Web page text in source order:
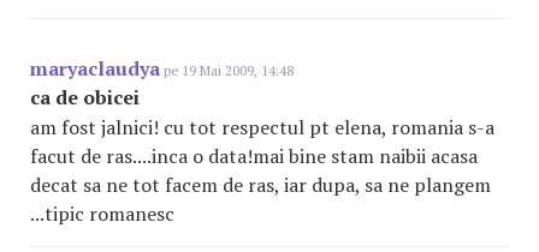
maryaclaudya pe 19 Mai 2009, 14:48
ca de obicei
am fost jalnici! cu tot respectul pt elena, romania s-a
facut de ras....inca o data!mai bine stam naibii acasa
decat sa ne tot facem de ras, iar dupa, sa ne plangem
...tipic romanesc